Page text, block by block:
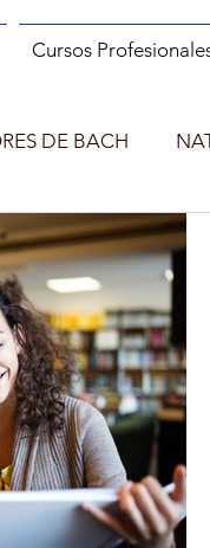
Cursos
DE BACH
MANIPULADOR DE
FORESTALES
MONITOR DE
ENTRENADOR